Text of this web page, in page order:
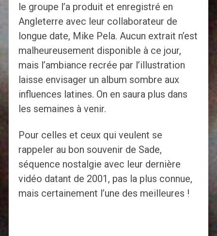
le groupe l’a produit et enregistré en
Angleterre avec leur collaborateur de
longue date, Mike Pela. Aucun extrait n’est
malheureusement disponible à ce jour,
mais l’ambiance recrée par l’illustration
laisse envisager un album sombre aux
influences latines. On en saura plus dans
les semaines à venir.
Pour celles et ceux qui veulent se
rappeler au bon souvenir de Sade,
séquence nostalgie avec leur dernière
vidéo datant de 2001, pas la plus connue,
mais certainement l’une des meilleures !